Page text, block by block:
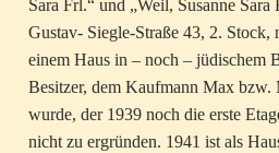
Sara Frl.“ und „Weil, Susanne
Gustav- Siegle-Straße 43, 2. Stock,
einem Haus in – noch – jüdischem
Besitzer, dem Kaufmann Max bzw.
wurde, der 1939 noch die erste
nicht zu ergründen. 1941 ist als